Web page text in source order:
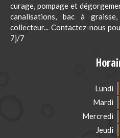
curage, pompage et
canalisations, bac à
collecteur... Contactez-nous
7j/7
Lundi
Mardi
Mercredi
Jeudi